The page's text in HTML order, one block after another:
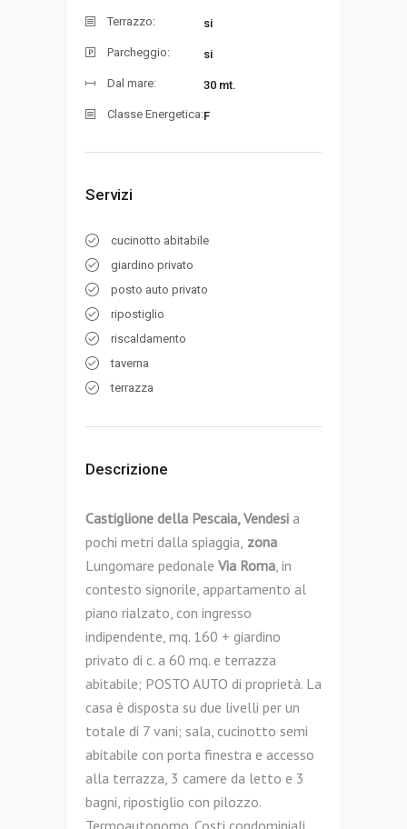
Terrazzo: si
Parcheggio: si
Dal mare: 30 mt.
Classe Energetica:F
Servizi
cucinotto abitabile
giardino privato
posto auto privato
ripostiglio
riscaldamento
taverna
terrazza
Descrizione
Castiglione della Pescaia, Vendesi a
pochi metri dalla spiaggia, zona
Lungomare pedonale Via Roma, in
contesto signorile, appartamento al
piano rialzato, con ingresso
indipendente, mq. 160 + giardino
privato di c. a 60 mq. e terrazza
abitabile; POSTO AUTO di proprietà. La
casa è disposta su due livelli per un
totale di 7 vani; sala, cucinotto semi
abitabile con porta finestra e accesso
alla terrazza, 3 camere da letto e 3
bagni, ripostiglio con pilozzo.
Termoautonomo. Costi condominiali